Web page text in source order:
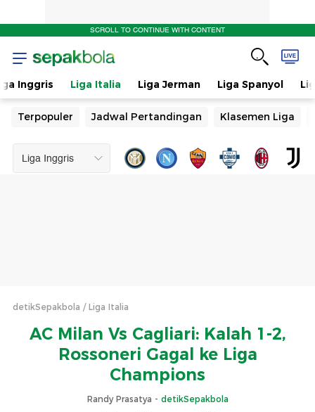
SCROLL TO CONTINUE WITH CONTENT
Inggris Liga Italia Liga Jerman Liga Spanyol
Terpopuler Jadwal Pertandingan Klasemen Liga
detikSepakbola Liga Italia
AC Milan Vs Cagliari: Kalah 1-2,
Rossoneri Gagal ke Liga
Champions
Randy Prasatya - detikSepakbola